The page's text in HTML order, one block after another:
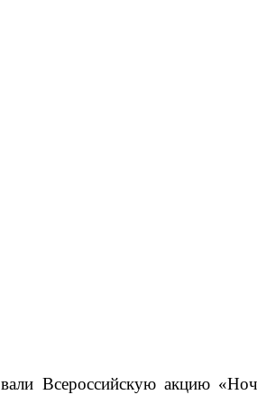
Всероссийскую акцию